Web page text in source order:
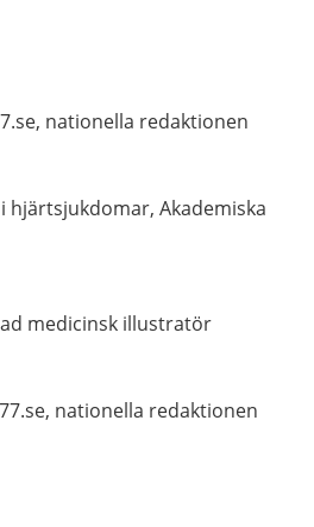
nationella redaktionen
hjärtsjukdomar, Akademiska
medicinsk illustratör
nationella redaktionen